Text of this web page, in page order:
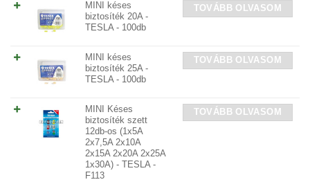
MINI késes
biztosíték 20A -
TESLA - 100db
TOVÁBB OLVASOM
MINI késes
biztosíték 25A -
TESLA - 100db
TOVÁBB OLVASOM
MINI Késes
biztosíték szett
12db-os (1x5A
2x7,5A 2x10A
2x15A 2x20A 2x25A
1x30A) - TESLA -
F113
TOVÁBB OLVASOM